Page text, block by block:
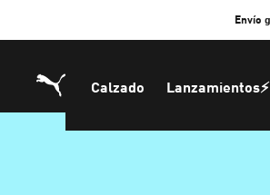
Envío
Calzado Lanzamientos⚡